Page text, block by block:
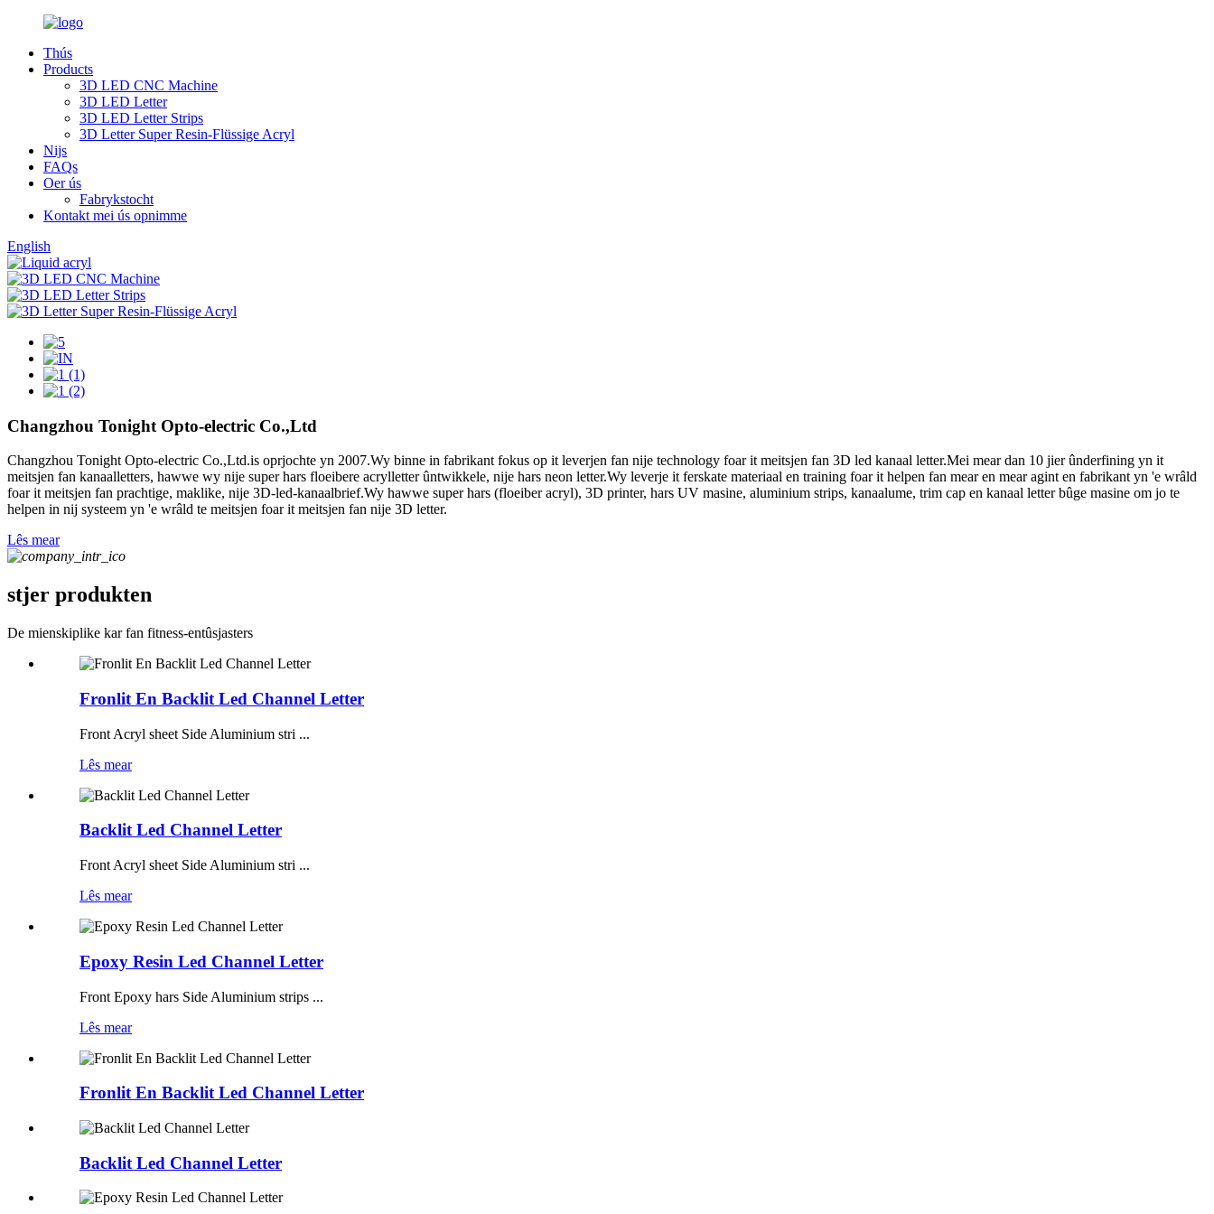
Thús
Products
3D LED CNC Machine
3D LED Letter
3D LED Letter Strips
3D Letter Super Resin-Flüssige Acryl
Nijs
FAQs
Oer ús
Fabrykstocht
Kontakt mei ús opnimme
English
Changzhou Tonight Opto-electric Co.,Ltd
Changzhou Tonight Opto-electric Co.,Ltd.is oprjochte yn 2007.Wy binne in fabrikant fokus op it leverjen fan nije technology foar it meitsjen fan 3D led kanaal letter.Mei mear dan 10 jier ûnderfining yn it
meitsjen fan kanaalletters, hawwe wy nije super hars floeibere acrylletter ûntwikkele, nije hars neon letter.Wy leverje it ferskate materiaal en training foar it helpen fan mear en mear agint en fabrikant yn 'e wrâld
foar it meitsjen fan prachtige, maklike, nije 3D-led-kanaalbrief.Wy hawwe super hars (floeiber acryl), 3D printer, hars UV masine, aluminium strips, kanaalume, trim cap en kanaal letter bûge masine om jo te
helpen in nij systeem yn 'e wrâld te meitsjen foar it meitsjen fan nije 3D letter.
Lês mear
stjer produkten
De mienskiplike kar fan fitness-entûsjasters
Fronlit En Backlit Led Channel Letter
Front Acryl sheet Side Aluminium stri ...
Lês mear
Backlit Led Channel Letter
Front Acryl sheet Side Aluminium stri ...
Lês mear
Epoxy Resin Led Channel Letter
Front Epoxy hars Side Aluminium strips ...
Lês mear
Fronlit En Backlit Led Channel Letter
Backlit Led Channel Letter